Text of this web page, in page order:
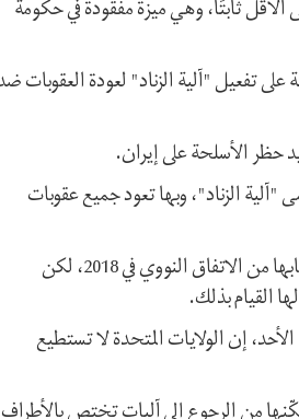
ثابتًا، وهي ميزة مفقودة في حكومة
على تفعيل "آلية الزناد" لعودة العقوبات
حظر الأسلحة على إيران.
"آلية الزناد"، وبها تعود جميع عقوبات
وتقول إيران إن الولايات المتحدة ليس لها الحق في استخدام آلية الزناد بسبب انسحابها من الاتفاق النووي في 2018، لكن
إن الولايات المتحدة لا تستطيع